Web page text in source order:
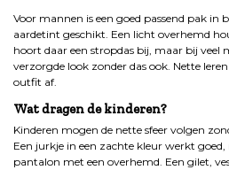
Voor mannen is een goed passend pak in
aardetint geschikt. Een licht overhemd
hoort daar een stropdas bij, maar bij veel
verzorgde look zonder das ook. Nette
outfit af.
Wat dragen de kinderen?
Kinderen mogen de nette sfeer volgen
Een jurkje in een zachte kleur werkt
pantalon met een overhemd. Een gilet,